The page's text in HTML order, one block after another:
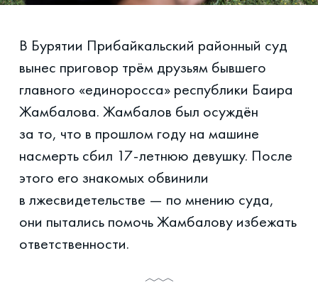
В Бурятии Прибайкальский районный суд
вынес приговор трём друзьям бывшего
главного «единоросса» республики Баира
Жамбалова. Жамбалов был осуждён
за то, что в прошлом году на машине
насмерть сбил 17-летнюю девушку. После
этого его знакомых обвинили
в лжесвидетельстве — по мнению суда,
они пытались помочь Жамбалову избежать
ответственности.